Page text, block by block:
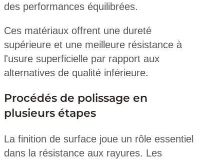
des performances équilibrées.
Ces matériaux offrent une dureté
supérieure et une meilleure résistance à
l'usure superficielle par rapport aux
alternatives de qualité inférieure.
Procédés de polissage en
plusieurs étapes
La finition de surface joue un rôle essentiel
dans la résistance aux rayures. Les